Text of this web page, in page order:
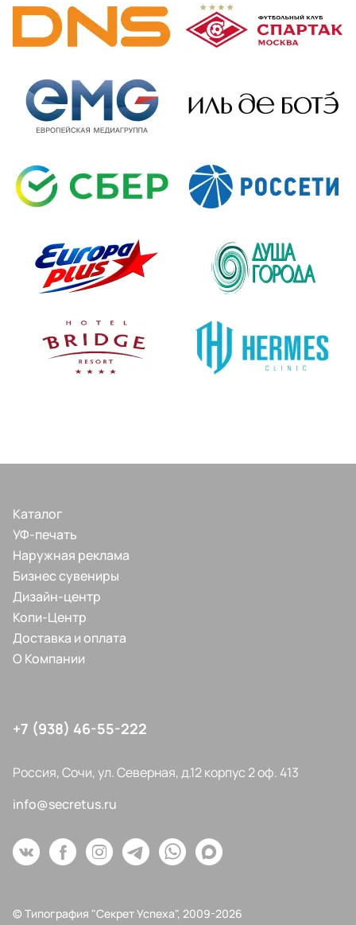
Каталог
УФ-печать
Наружная реклама
Бизнес сувениры
Дизайн-центр
Копи-Центр
Доставка и оплата
О Компании
+7 (938) 46-55-222
Россия, Сочи, ул. Северная, д.12 корпус 2 оф. 413
info@secretus.ru
© Типография "Секрет Успеха", 2009-2026